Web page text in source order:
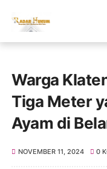
Warga
Tiga Meter
Ayam di
NOVEMBER 11, 2024 0